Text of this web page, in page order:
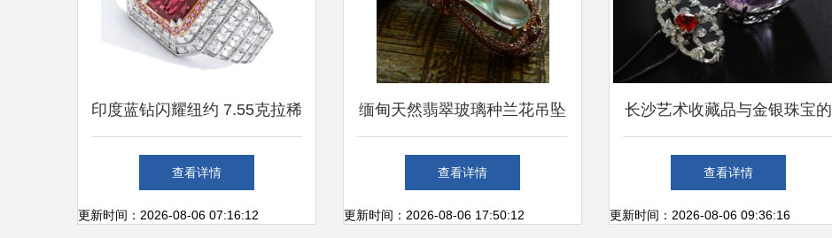
印度蓝钻闪耀纽约 7.55克拉稀
世蓝钻以660万美元成交，再
掀珠宝拍卖热潮
查看详情
更新时间：2026-08-06 07:16:12
缅甸天然翡翠玻璃种兰花吊坠
品鉴、证书与市场交易指南
查看详情
更新时间：2026-08-06 17:50:12
长沙艺术收藏品与金银珠宝的
可靠鉴定与交易服务
查看详情
更新时间：2026-08-06 09:36:16